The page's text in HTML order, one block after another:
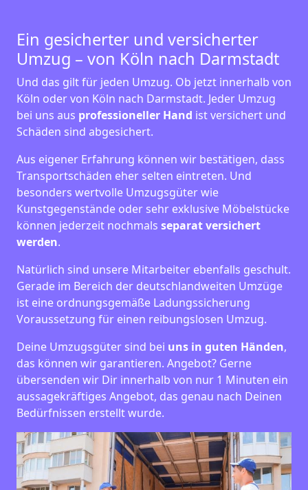
Ein gesicherter und versicherter
Umzug – von Köln nach Darmstadt
Und das gilt für jeden Umzug. Ob jetzt innerhalb von
Köln oder von Köln nach Darmstadt. Jeder Umzug
bei uns aus professioneller Hand ist versichert und
Schäden sind abgesichert.
Aus eigener Erfahrung können wir bestätigen, dass
Transportschäden eher selten eintreten. Und
besonders wertvolle Umzugsgüter wie
Kunstgegenstände oder sehr exklusive Möbelstücke
können jederzeit nochmals separat versichert
werden.
Natürlich sind unsere Mitarbeiter ebenfalls geschult.
Gerade im Bereich der deutschlandweiten Umzüge
ist eine ordnungsgemäße Ladungssicherung
Voraussetzung für einen reibungslosen Umzug.
Deine Umzugsgüter sind bei uns in guten Händen,
das können wir garantieren. Angebot? Gerne
übersenden wir Dir innerhalb von nur 1 Minuten ein
aussagekräftiges Angebot, das genau nach Deinen
Bedürfnissen erstellt wurde.